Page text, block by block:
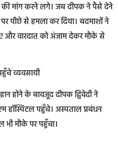
की मांग करने लगे। जब दीपक ने पैसे देने
पीछे से हमला कर दिया। बदमाशों ने
और वारदात को अंजाम देकर मौके से
व्यवसायी
होने के बावजूद दीपक द्विवेदी ने
हॉस्पिटल पहुँचे। अस्पताल प्रबंधन
भी मौके पर पहुँचा।